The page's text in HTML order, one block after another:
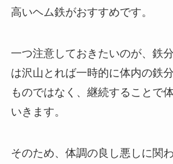
高いヘム鉄がおすすめです。
一つ注意しておきたいのが、鉄
は沢山とれば一時的に体内の鉄
ものではなく、継続することで
いきます。
そのため、体調の良し悪しに関